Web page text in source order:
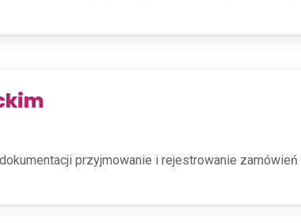
przyjmowanie i rejestrowanie zamówień